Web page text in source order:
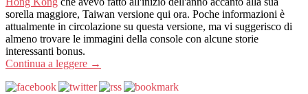
sorella maggiore, Taiwan versione qui ora. Poche informazioni è
attualmente in circolazione su questa versione, ma vi suggerisco di
almeno trovare le immagini della console con alcune storie
interessanti bonus.
Continua a leggere →